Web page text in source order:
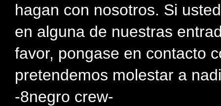
hagan con nosotros. Si
en alguna de nuestras
favor, pongase en contacto
pretendemos molestar a
-8negro crew-